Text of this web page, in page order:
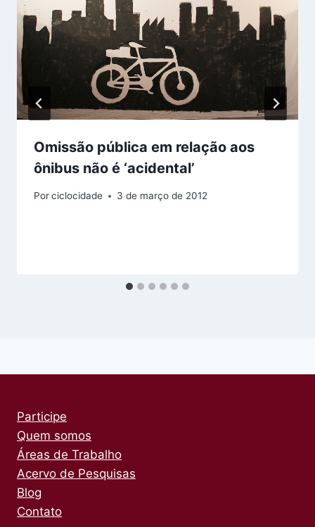
Omissão pública em relação aos
ônibus não é ‘acidental’
Porciclocidade 3 de março de 2012
Participe
Quem somos
Áreas de Trabalho
Acervo de Pesquisas
Blog
Contato